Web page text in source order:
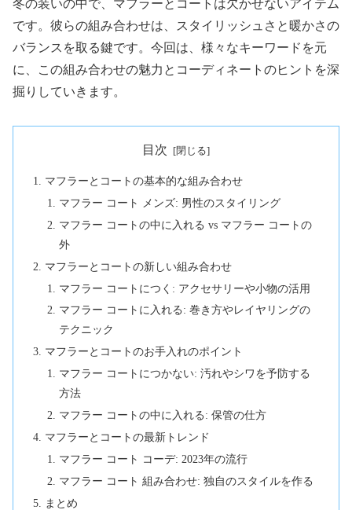
冬の装いの中で、マフラーとコートは欠かせないアイテム
です。彼らの組み合わせは、スタイリッシュさと暖かさの
バランスを取る鍵です。今回は、様々なキーワードを元
に、この組み合わせの魅力とコーディネートのヒントを深
掘りしていきます。
目次
マフラーとコートの基本的な組み合わせ
マフラー コート メンズ: 男性のスタイリング
マフラー コートの中に入れる vs マフラー コートの
外
マフラーとコートの新しい組み合わせ
マフラー コートにつく: アクセサリーや小物の活用
マフラー コートに入れる: 巻き方やレイヤリングの
テクニック
マフラーとコートのお手入れのポイント
マフラー コートにつかない: 汚れやシワを予防する
方法
マフラー コートの中に入れる: 保管の仕方
マフラーとコートの最新トレンド
マフラー コート コーデ: 2023年の流行
マフラー コート 組み合わせ: 独自のスタイルを作る
まとめ